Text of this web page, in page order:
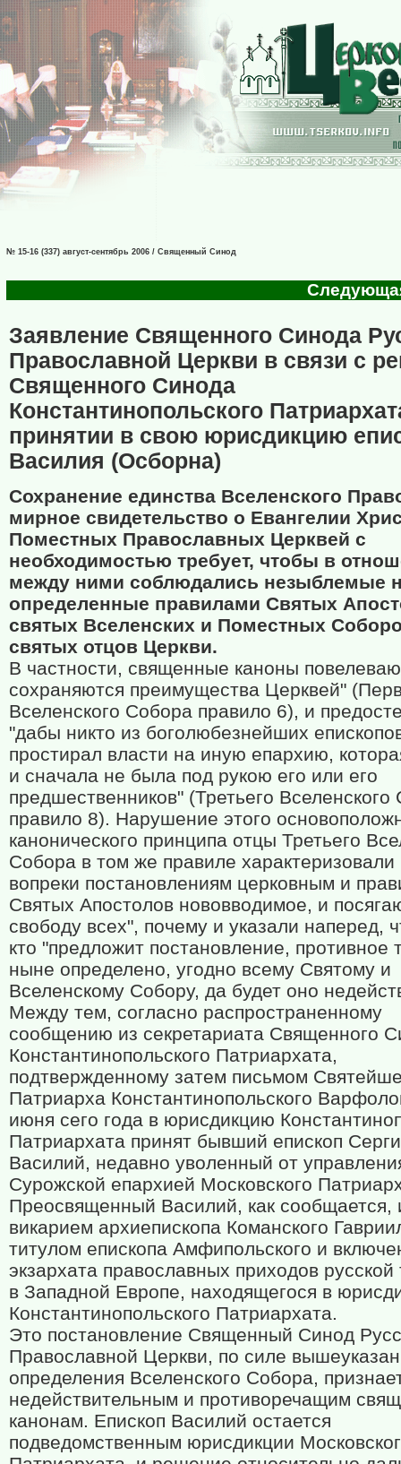
№ 15-16 (337) август-сентябрь 2006 / Священный Синод
Заявление Священного Синода
Православной Церкви в связи с
Священного Синода
Константинопольского
принятии в свою юрисдикцию
Василия (Осборна)
Сохранение единства Вселенского
мирное свидетельство о Евангелии
Поместных Православных Церквей с
необходимостью требует, чтобы в
между ними соблюдались незыблемые
определенные правилами Святых
святых Вселенских и Поместных
святых отцов Церкви.
В частности, священные каноны
сохраняются преимущества Церквей"
Вселенского Собора правило 6), и
"дабы никто из боголюбезнейших
простирал власти на иную епархию,
и сначала не была под рукою его или его
предшественников" (Третьего Вселенского
правило 8). Нарушение этого
канонического принципа отцы Третьего
Собора в том же правиле характеризовали
вопреки постановлениям церковным и
Святых Апостолов нововводимое, и
свободу всех", почему и указали наперед,
кто "предложит постановление, противное
ныне определено, угодно всему Святому и
Вселенскому Собору, да будет оно
Между тем, согласно распространенному
сообщению из секретариата Священного
Константинопольского Патриархата,
подтвержденному затем письмом
Патриарха Константинопольского
июня сего года в юрисдикцию
Патриархата принят бывший епископ
Василий, недавно уволенный от
Сурожской епархией Московского
Преосвященный Василий, как сообщается,
викарием архиепископа Команского
титулом епископа Амфипольского и
экзархата православных приходов
в Западной Европе, находящегося в
Константинопольского Патриархата.
Это постановление Священный Синод
Православной Церкви, по силе
определения Вселенского Собора,
недействительным и противоречащим
канонам. Епископ Василий остается
подведомственным юрисдикции